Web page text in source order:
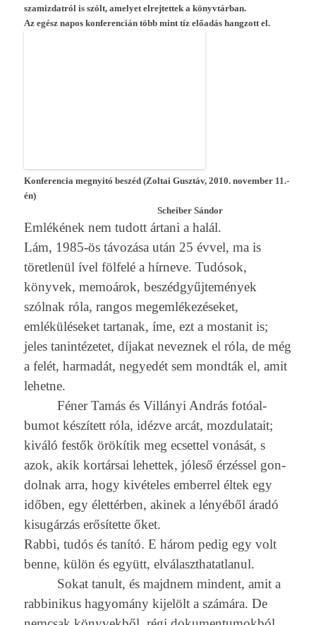
szamiz­datról is szólt, amelyet el­rejtet­tek a könyvtárban.
Az egész napos kon­feren­cián több mint tíz előadás han­gzott el.
Kon­feren­cia meg­nyitó beszéd (Zol­tai Gusztáv, 2010. novemb­er 11.-
én)
Scheib­er Sándor
Emlékének nem tudott ártani a halál.
Lám, 1985-ös távozása után 25 évvel, ma is
töret­lenül ível fölfelé a hírneve. Tudósok,
könyvek, memoárok, beszédgyűjtemények
szólnak róla, ran­gos megem­lékezéseket,
emléküléseket tar­tanak, íme, ezt a mos­tanit is;
jeles tanin­tézetet, díjakat nevez­nek el róla, de még
a felét, har­madát, negyedét sem mondták el, amit
lehet­ne.
Féner Tamás és Villányi András fotóal­
bumot készített róla, idézve arcát, moz­dulatait;
kiváló festők örökítik meg ec­settel vonását, s
azok, akik kortársai lehet­tek, jóleső érzéssel gon­
dolnak arra, hogy kivételes em­ber­rel éltek egy
időben, egy élettérben, akinek a lényéből áradó
kisugárzás erősítette őket.
Rabbi, tudós és tanító. E három pedig egy volt
benne, külön és együtt, el­választhatat­lanul.
Sokat tanult, és majdnem min­dent, amit a
rab­binikus hagyomány kijelölt a számára. De